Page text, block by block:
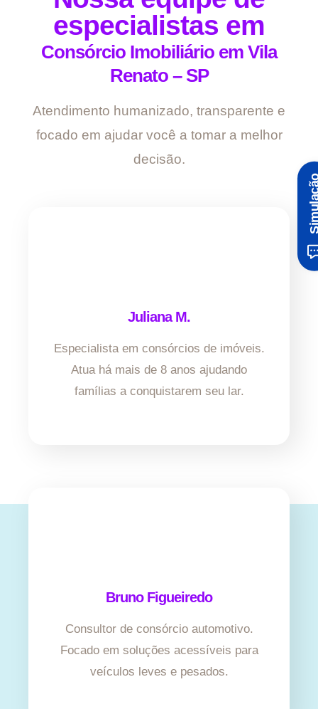
especialistas em
Consórcio Imobiliário em Vila
Renato – SP
Atendimento humanizado, transparente e
focado em ajudar você a tomar a melhor
decisão.
Juliana M.
Especialista em consórcios de imóveis.
Atua há mais de 8 anos ajudando
famílias a conquistarem seu lar.
Bruno Figueiredo
Consultor de consórcio automotivo.
Focado em soluções acessíveis para
veículos leves e pesados.